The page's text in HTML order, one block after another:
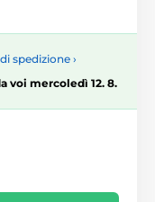
spedizione ›
voi mercoledì 12. 8.